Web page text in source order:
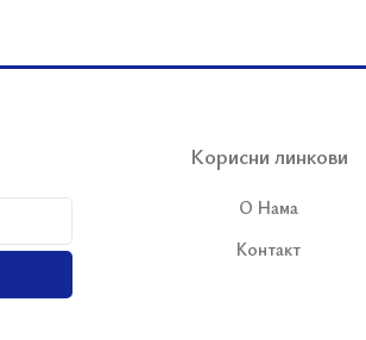
Корисни линкови
О Нама
Контакт